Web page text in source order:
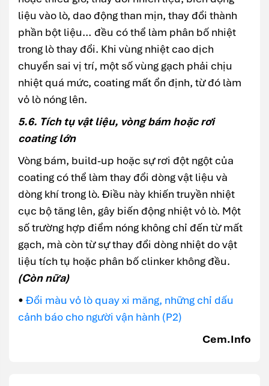
liệu vào lò, dao động than mịn, thay đổi thành
phần bột liệu… đều có thể làm phân bố nhiệt
trong lò thay đổi. Khi vùng nhiệt cao dịch
chuyển sai vị trí, một số vùng gạch phải chịu
nhiệt quá mức, coating mất ổn định, từ đó làm
vỏ lò nóng lên.
5.6. Tích tụ vật liệu, vòng bám hoặc rơi
coating lớn
Vòng bám, build-up hoặc sự rơi đột ngột của
coating có thể làm thay đổi dòng vật liệu và
dòng khí trong lò. Điều này khiến truyền nhiệt
cục bộ tăng lên, gây biến động nhiệt vỏ lò. Một
số trường hợp điểm nóng không chỉ đến từ mất
gạch, mà còn từ sự thay đổi dòng nhiệt do vật
liệu tích tụ hoặc phân bố clinker không đều.
(Còn nữa)
• Đổi màu vỏ lò quay xi măng, những chỉ dấu
cảnh báo cho người vận hành (P2)
Cem.Info